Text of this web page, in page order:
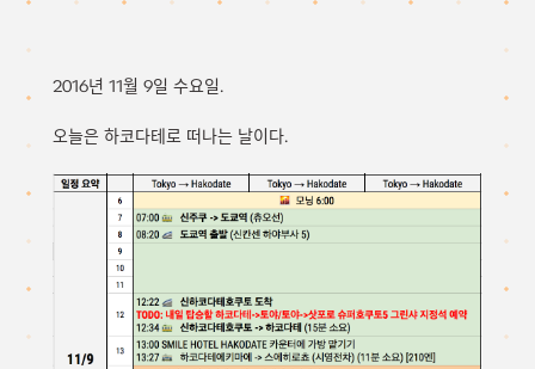
2016년 11월 9일 수요일.
오늘은 하코다테로 떠나는 날이다.